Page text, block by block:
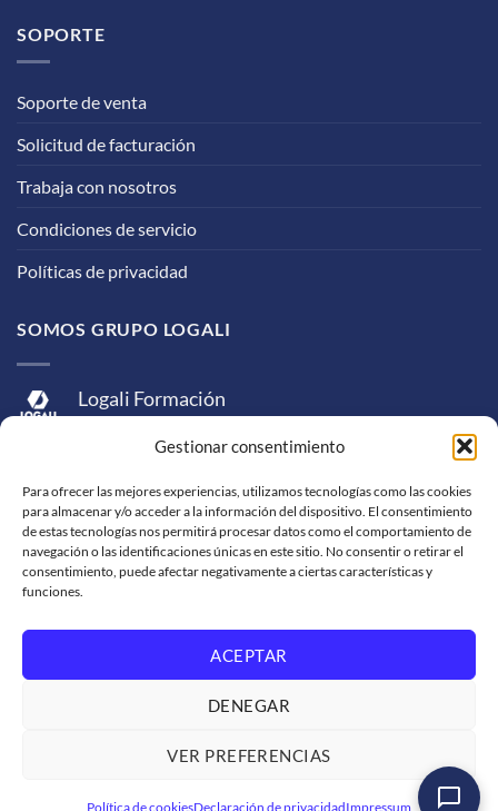
Gestionar consentimiento
Para ofrecer las mejores experiencias, utilizamos tecnologías como las cookies
para almacenar y/o acceder a la información del dispositivo. El consentimiento
de estas tecnologías nos permitirá procesar datos como el comportamiento de
navegación o las identificaciones únicas en este sitio. No consentir o retirar el
consentimiento, puede afectar negativamente a ciertas características y
funciones.
ACEPTAR
DENEGAR
VER PREFERENCIAS
Política de cookiesDeclaración de privacidadImpressum
SOPORTE
Soporte de venta
Solicitud de facturación
Trabaja con nosotros
Condiciones de servicio
Políticas de privacidad
SOMOS GRUPO LOGALI
Logali Formación
Logali Consultoría
Logali Ingeniería
Express
Skrill
Western
SOPORTE DE VENTA
SOLICITUD DE FACTURACIÓN
CONDICIONES DE SERVICIO